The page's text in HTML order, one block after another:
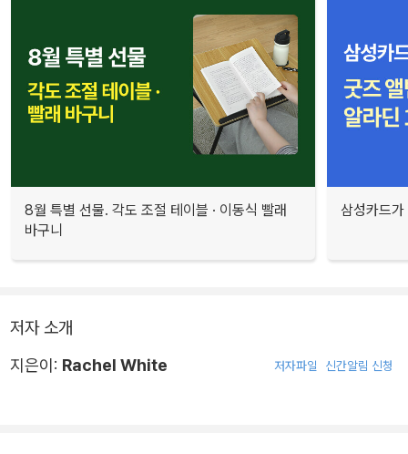
8월 특별 선물. 각도 조절 테이블 · 이동식 빨래
바구니
삼성카드
저자 소개
지은이: Rachel White 저자파일 신간알림 신청